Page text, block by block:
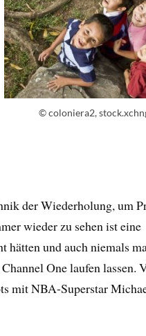
© coloniera2,
der Wiederholung, um
wieder zu sehen ist eine
hätten und auch niemals
One laufen lassen.
mit NBA-Superstar